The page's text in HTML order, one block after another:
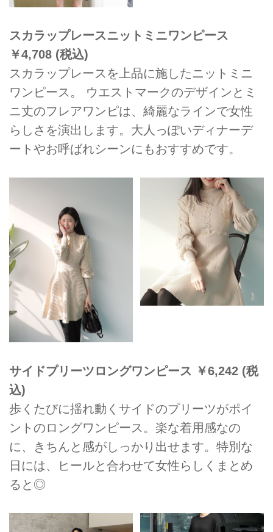
スカラップレースニットミニワンピース
￥4,708 (税込)
スカラップレースを上品に施したニットミニ
ワンピース。 ウエストマークのデザインとミ
ニ丈のフレアワンピは、綺麗なラインで女性
らしさを演出します。大人っぽいディナーデ
ートやお呼ばれシーンにもおすすめです。
サイドプリーツロングワンピース ￥6,242 (税
込)
歩くたびに揺れ動くサイドのプリーツがポイ
ントのロングワンピース。楽な着用感なの
に、きちんと感がしっかり出せます。特別な
日には、ヒールと合わせて女性らしくまとめ
ると◎